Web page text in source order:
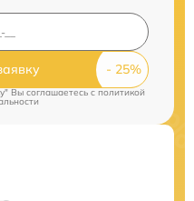
Вы соглашаетесь cполитикой